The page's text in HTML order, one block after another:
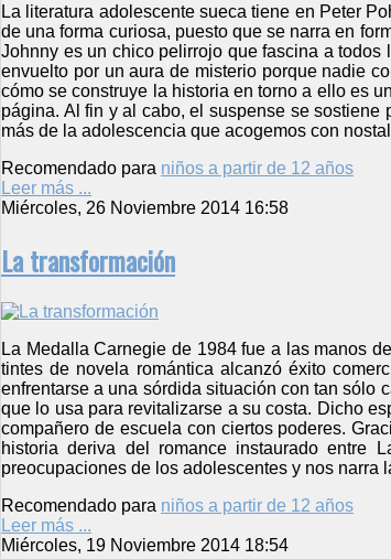
La literatura adolescente sueca tiene en Peter
de una forma curiosa, puesto que se narra en
Johnny es un chico pelirrojo que fascina a
envuelto por un aura de misterio porque nadie
cómo se construye la historia en torno a ello es
página. Al fin y al cabo, el suspense se
más de la adolescencia que acogemos con
Recomendado para niños a partir de 12 años
Leer más ...
Miércoles, 26 Noviembre 2014 16:58
La transformación
La Medalla Carnegie de 1984 fue a las manos
tintes de novela romántica alcanzó éxito
enfrentarse a una sórdida situación con tan sólo
que lo usa para revitalizarse a su costa. Dicho
compañero de escuela con ciertos poderes.
historia deriva del romance instaurado entre
preocupaciones de los adolescentes y nos narra
Recomendado para niños a partir de 12 años
Leer más ...
Miércoles, 19 Noviembre 2014 18:54